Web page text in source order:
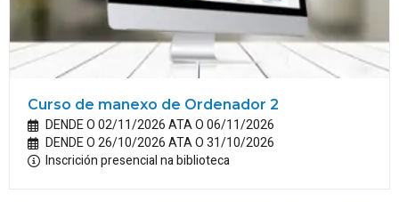
Curso de manexo de Ordenador 2
DENDE O 02/11/2026 ATA O 06/11/2026
DENDE O 26/10/2026 ATA O 31/10/2026
Inscrición presencial na biblioteca